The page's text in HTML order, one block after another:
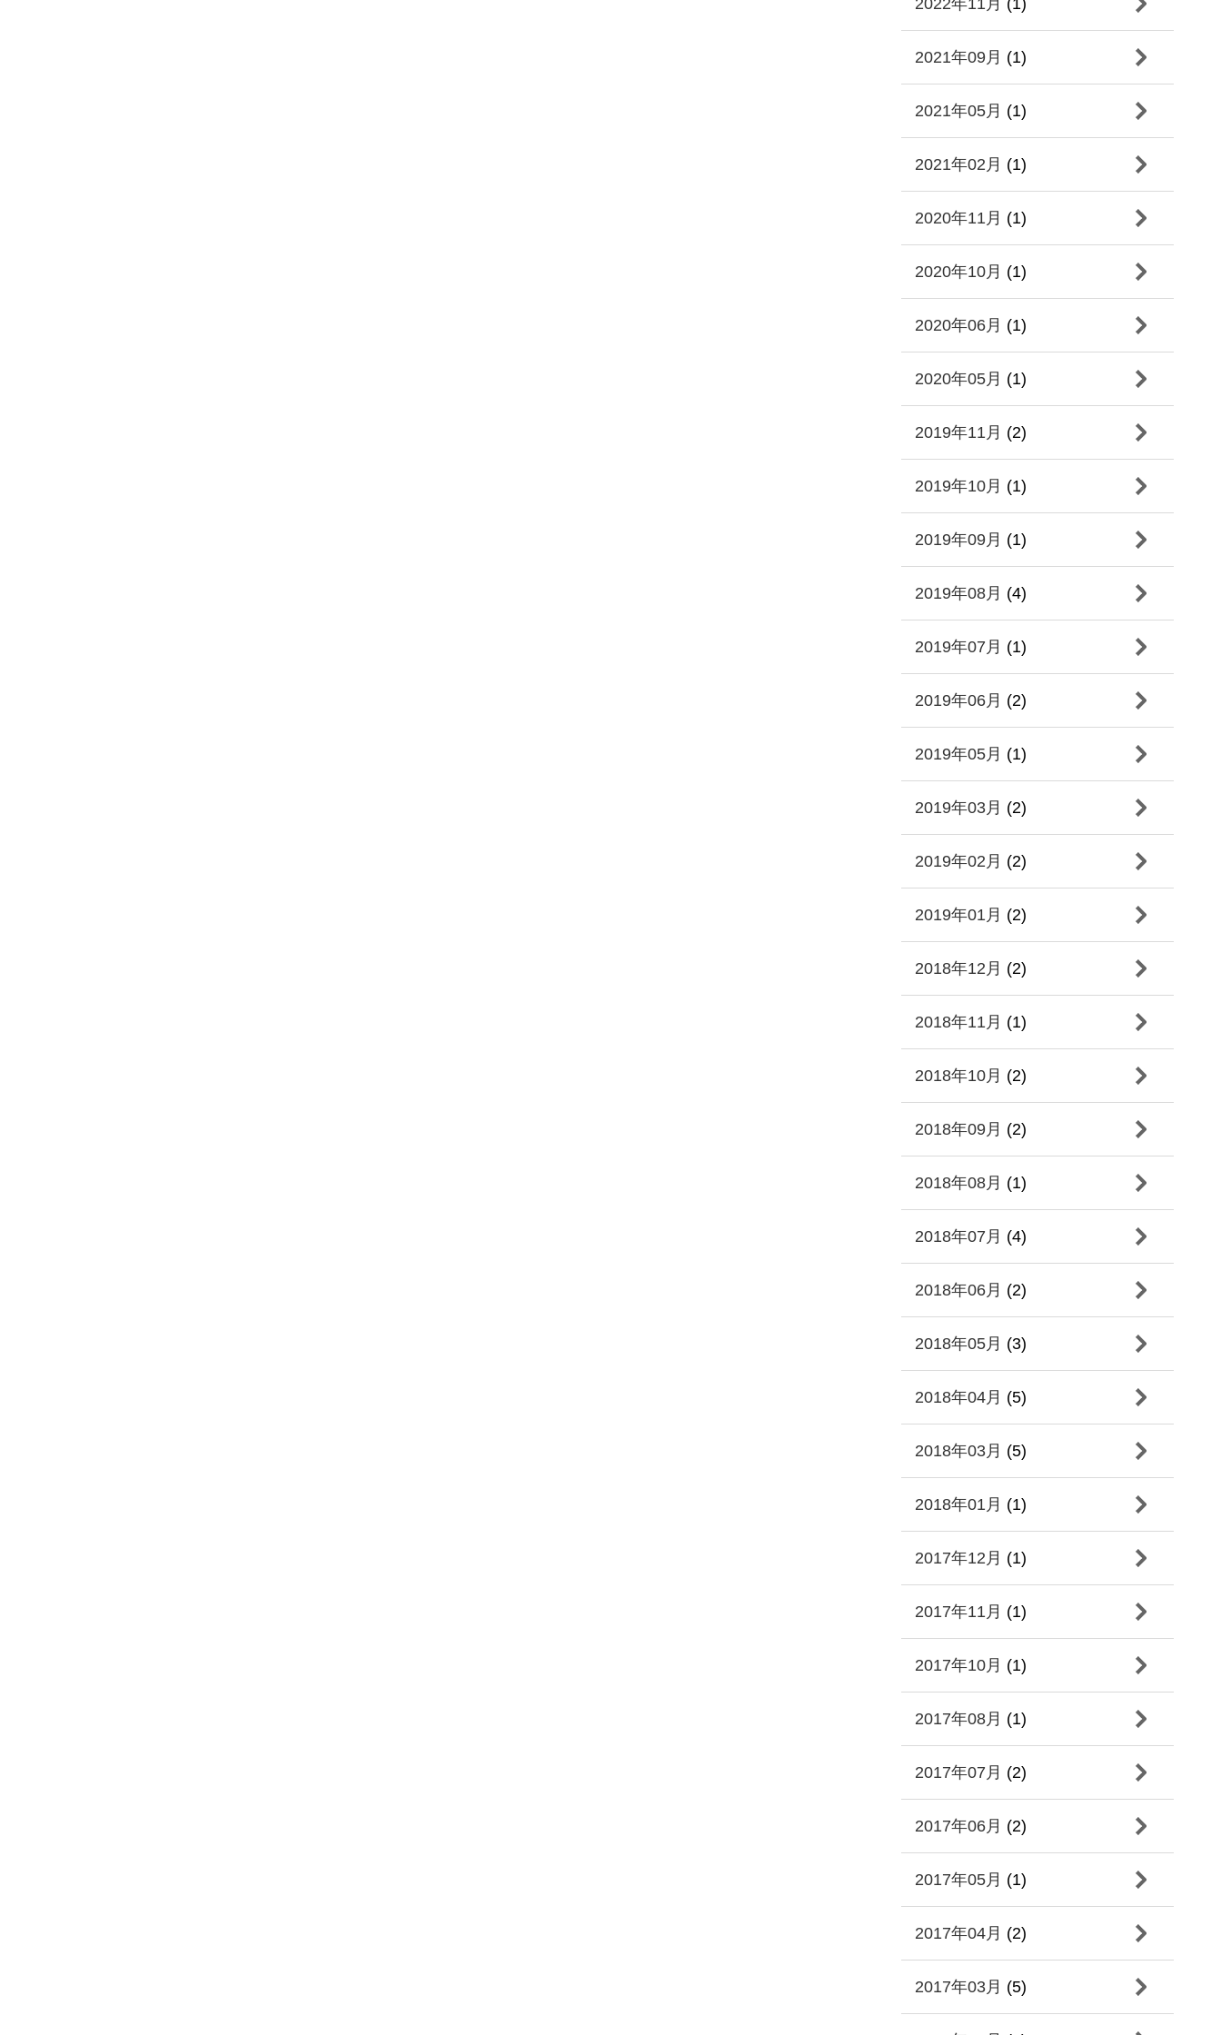
2022年11月 (1)
2021年09月 (1)
2021年05月 (1)
2021年02月 (1)
2020年11月 (1)
2020年10月 (1)
2020年06月 (1)
2020年05月 (1)
2019年11月 (2)
2019年10月 (1)
2019年09月 (1)
2019年08月 (4)
2019年07月 (1)
2019年06月 (2)
2019年05月 (1)
2019年03月 (2)
2019年02月 (2)
2019年01月 (2)
2018年12月 (2)
2018年11月 (1)
2018年10月 (2)
2018年09月 (2)
2018年08月 (1)
2018年07月 (4)
2018年06月 (2)
2018年05月 (3)
2018年04月 (5)
2018年03月 (5)
2018年01月 (1)
2017年12月 (1)
2017年11月 (1)
2017年10月 (1)
2017年08月 (1)
2017年07月 (2)
2017年06月 (2)
2017年05月 (1)
2017年04月 (2)
2017年03月 (5)